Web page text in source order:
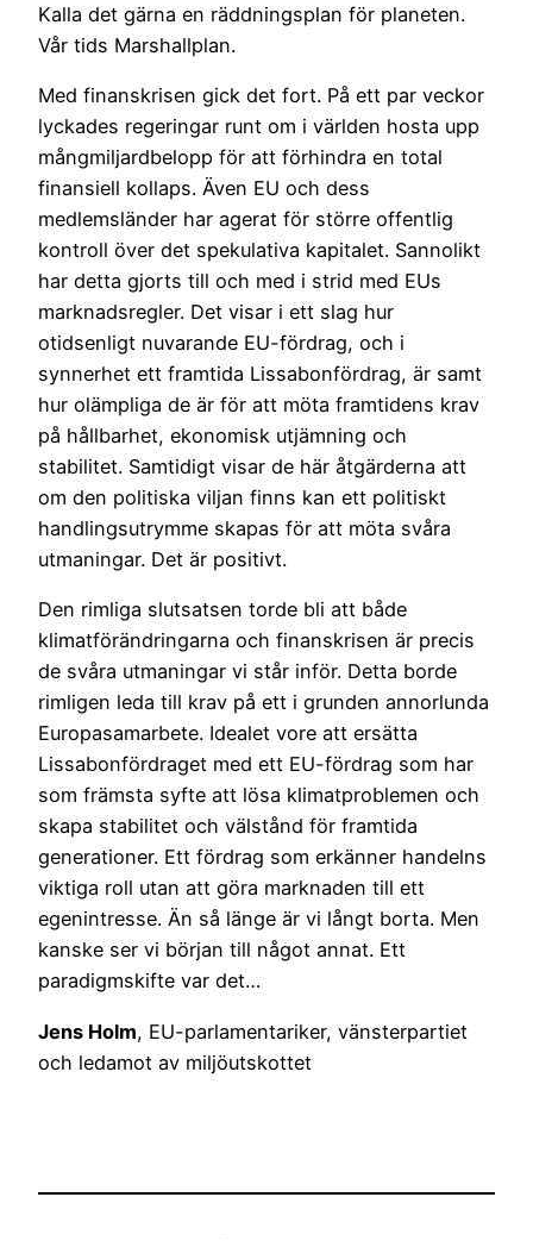
Kalla det gärna en räddningsplan för planeten.
Vår tids Marshallplan.
Med finanskrisen gick det fort. På ett par veckor
lyckades regeringar runt om i världen hosta upp
mångmiljardbelopp för att förhindra en total
finansiell kollaps. Även EU och dess
medlemsländer har agerat för större offentlig
kontroll över det spekulativa kapitalet. Sannolikt
har detta gjorts till och med i strid med EUs
marknadsregler. Det visar i ett slag hur
otidsenligt nuvarande EU-fördrag, och i
synnerhet ett framtida Lissabonfördrag, är samt
hur olämpliga de är för att möta framtidens krav
på hållbarhet, ekonomisk utjämning och
stabilitet. Samtidigt visar de här åtgärderna att
om den politiska viljan finns kan ett politiskt
handlingsutrymme skapas för att möta svåra
utmaningar. Det är positivt.
Den rimliga slutsatsen torde bli att både
klimatförändringarna och finanskrisen är precis
de svåra utmaningar vi står inför. Detta borde
rimligen leda till krav på ett i grunden annorlunda
Europasamarbete. Idealet vore att ersätta
Lissabonfördraget med ett EU-fördrag som har
som främsta syfte att lösa klimatproblemen och
skapa stabilitet och välstånd för framtida
generationer. Ett fördrag som erkänner handelns
viktiga roll utan att göra marknaden till ett
egenintresse. Än så länge är vi långt borta. Men
kanske ser vi början till något annat. Ett
paradigmskifte var det…
Jens Holm, EU-parlamentariker, vänsterpartiet
och ledamot av miljöutskottet